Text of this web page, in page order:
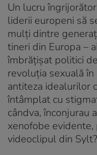
Un lucru
liderii europeni să
mulți dintre
tineri din Europa –
îmbrățișat politici
revoluția sexuală
antiteza idealurilor
întâmplat cu
cândva, înconjurau
xenofobe
videoclipul din Sylt?